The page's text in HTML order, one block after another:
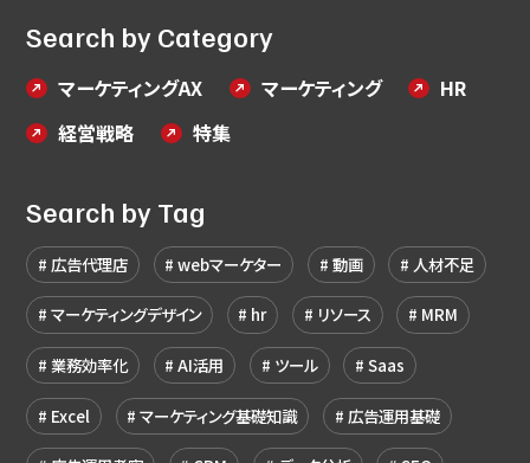
Search by Category
マーケティングAX マーケティング
HR
経営戦略
特集
Search by Tag
広告代理店 webマーケター 動画 人材不足
マーケティングデザイン hr リソース MRM
業務効率化 AI活用 ツール Saas
Excel マーケティング基礎知識 広告運用基礎